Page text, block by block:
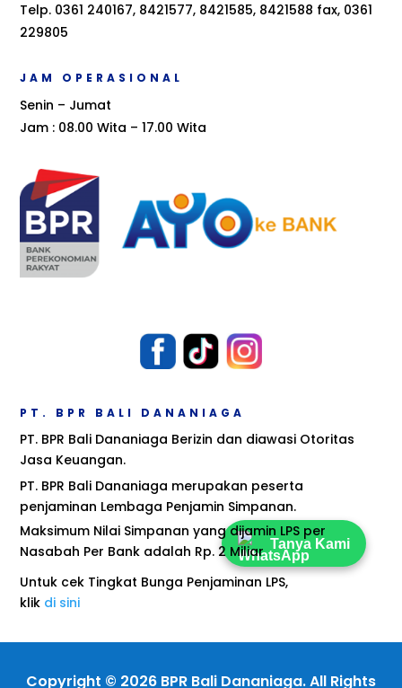
Telp. 0361 240167, 8421577, 8421585, 8421588 fax, 0361
229805
JAM OPERASIONAL
Senin – Jumat
Jam : 08.00 Wita – 17.00 Wita
Tanya Kami
PT. BPR BALI DANANIAGA
PT. BPR Bali Dananiaga Berizin dan diawasi Otoritas
Jasa Keuangan.
PT. BPR Bali Dananiaga merupakan peserta
penjaminan Lembaga Penjamin Simpanan.
Maksimum Nilai Simpanan yang dijamin LPS per
Nasabah Per Bank adalah Rp. 2 Miliar
Untuk cek Tingkat Bunga Penjaminan LPS,
klik di sini
Copyright © 2026 BPR Bali Dananiaga. All Rights